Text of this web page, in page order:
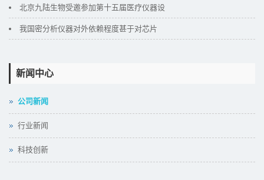
北京九陆生物受邀参加第十五届医疗仪器设
我国密分析仪器对外依赖程度甚于对芯片
新闻中心
公司新闻
行业新闻
科技创新